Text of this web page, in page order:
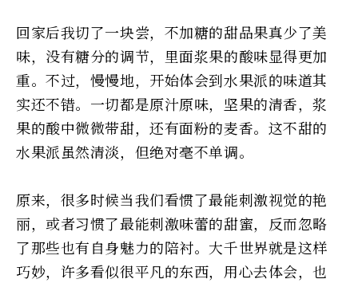
回家后我切了一块尝，不加糖的甜品果真少了美
味，没有糖分的调节，里面浆果的酸味显得更加
重。不过，慢慢地，开始体会到水果派的味道其
实还不错。一切都是原汁原味，坚果的清香，浆
果的酸中微微带甜，还有面粉的麦香。这不甜的
水果派虽然清淡，但绝对毫不单调。
原来，很多时候当我们看惯了最能刺激视觉的艳
丽，或者习惯了最能刺激味蕾的甜蜜，反而忽略
了那些也有自身魅力的陪衬。大千世界就是这样
巧妙，许多看似很平凡的东西，用心去体会，也